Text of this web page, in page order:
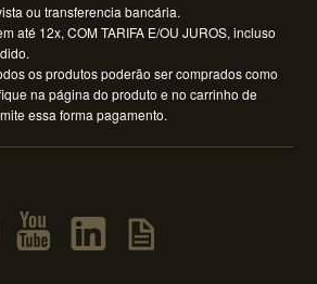
ou transferencia bancária.
até 12x, COM TARIFA E/OU JUROS, incluso
os produtos poderão ser comprados como
na página do produto e no carrinho de
essa forma pagamento.